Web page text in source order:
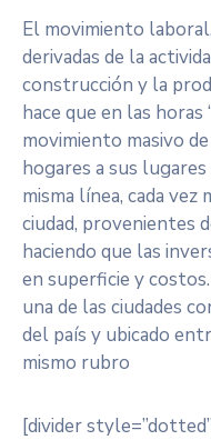
El movimiento
derivadas de la
construcción y la
hace que en las horas
movimiento masivo
hogares a sus
misma línea, cada
ciudad, provenientes
haciendo que las
en superficie y
una de las ciudades
del país y ubicado
mismo rubro
[divider